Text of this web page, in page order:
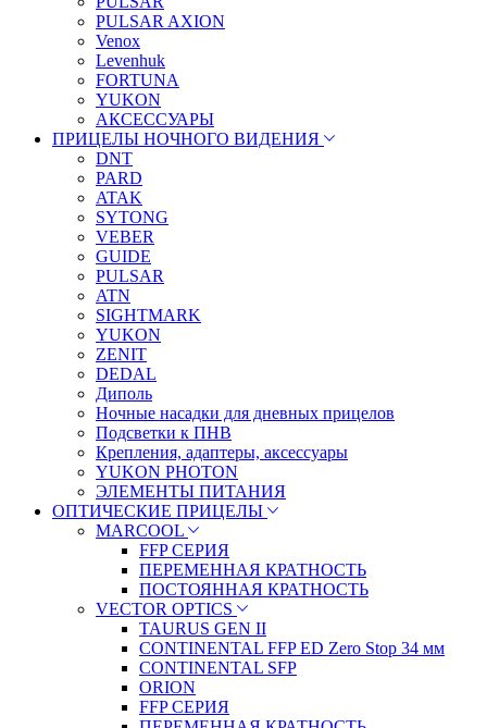
PULSAR AXION
Venox
Levenhuk
FORTUNA
YUKON
АКСЕССУАРЫ
ПРИЦЕЛЫ НОЧНОГО ВИДЕНИЯ
DNT
PARD
ATAK
SYTONG
VEBER
GUIDE
PULSAR
ATN
SIGHTMARK
YUKON
ZENIT
DEDAL
Диполь
Ночные насадки для дневных прицелов
Подсветки к ПНВ
Крепления, адаптеры, аксессуары
YUKON PHOTON
ЭЛЕМЕНТЫ ПИТАНИЯ
ОПТИЧЕСКИЕ ПРИЦЕЛЫ
MARCOOL
FFP СЕРИЯ
ПЕРЕМЕННАЯ КРАТНОСТЬ
ПОСТОЯННАЯ КРАТНОСТЬ
VECTOR OPTICS
TAURUS GEN II
CONTINENTAL FFP ED Zero Stop 34 мм
CONTINENTAL SFP
ORION
FFP СЕРИЯ